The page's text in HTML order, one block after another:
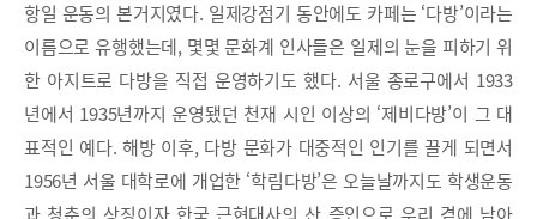
항일 운동의 본거지였다. 일제강점기 동안에도 카페는 ‘다방’이라는
이름으로 유행했는데, 몇몇 문화계 인사들은 일제의 눈을 피하기 위
한 아지트로 다방을 직접 운영하기도 했다. 서울 종로구에서 1933
년에서 1935년까지 운영됐던 천재 시인 이상의 ‘제비다방’이 그 대
표적인 예다. 해방 이후, 다방 문화가 대중적인 인기를 끌게 되면서
1956년 서울 대학로에 개업한 ‘학림다방’은 오늘날까지도 학생운동